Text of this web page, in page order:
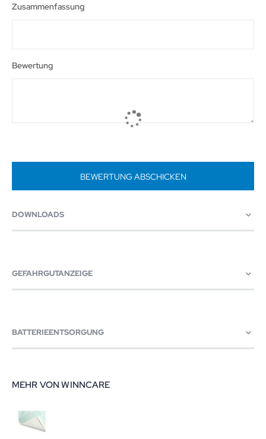
Zusammenfassung
Bewertung
BEWERTUNG ABSCHICKEN
DOWNLOADS
GEFAHRGUTANZEIGE
BATTERIEENTSORGUNG
MEHR VON WINNCARE